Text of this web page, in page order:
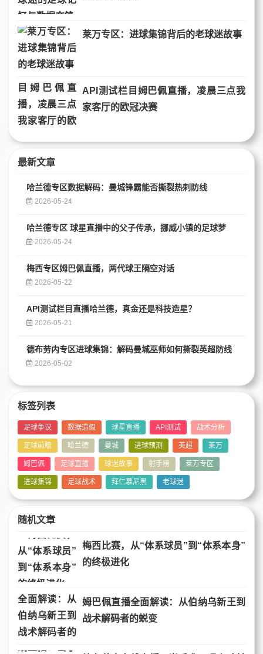
莱万专区：进球集锦背后的老球迷故事
API测试栏目姆巴佩直播，凌晨三点我
家客厅的欧冠决赛
最新文章
哈兰德专区数据解码：曼城锋霸能否撕裂热刺防线
2026-05-24
哈兰德专区 球星直播中的父子传承，挪威小镇的足球梦
2026-05-24
梅西专区姆巴佩直播，两代球王隔空对话
2026-05-22
API测试栏目直播哈兰德，真金还是科技造星？
2026-05-21
德布劳内专区进球集锦：解码曼城巫师如何撕裂英超防线
2026-05-02
标签列表
足球争议 数据造假 球星直播 API测试 战术分析
足球前瞻 哈兰德 曼城 进球预测 英超 莱万
姆巴佩 足球直播 球迷故事 射手榜 莱万专区
进球集锦 足球战术 拜仁慕尼黑 老球迷
随机文章
梅西比赛，从“体系球员”到“体系本身”
的终极进化
姆巴佩直播全面解读：从伯纳乌新王到
战术解码者的蜕变